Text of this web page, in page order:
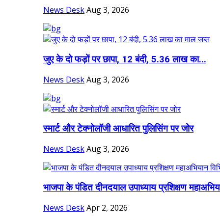
News DeskAug 3, 2026
जुए के दो फड़ों पर छापा, 12 बंदी, 5.36 लाख का...
News DeskAug 3, 2026
स्मार्ट और टेक्नोलॉजी आधारित पुलिसिंग पर जोर
News DeskAug 3, 2026
भाजपा के पंडित दीनदयाल उपाध्याय प्रशिक्षण
News DeskApr 2, 2026